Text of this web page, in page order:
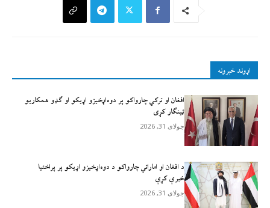
اړوند خبرونه
افغان او ترکي چارواکو پر دوه‌اړخیزو اړيکو او ګډو همکاريو
ټينګار کړی
جولای 31, 2026
د افغان او اماراتي چارواکو د دوه‌اړخیزو اړیکو پر پراختیا
خبرې کړې
جولای 31, 2026